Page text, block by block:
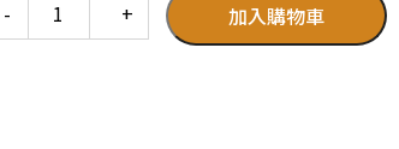
加入購物車